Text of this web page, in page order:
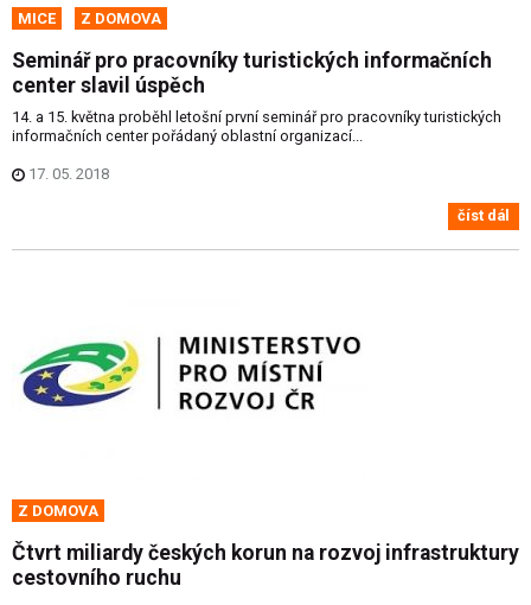
MICE Z DOMOVA
Seminář pro pracovníky turistických informačních
center slavil úspěch
14. a 15. května proběhl letošní první seminář pro pracovníky turistických
informačních center pořádaný oblastní organizací...
17. 05. 2018
číst dál
Z DOMOVA
Čtvrt miliardy českých korun na rozvoj infrastruktury
cestovního ruchu